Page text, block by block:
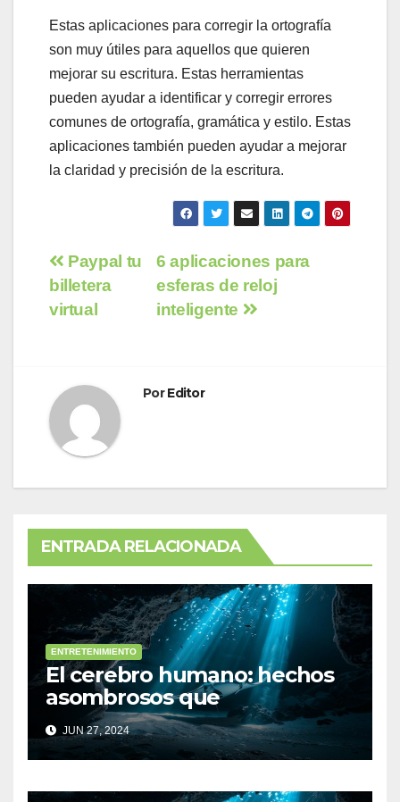
Estas aplicaciones para corregir la ortografía
son muy útiles para aquellos que quieren
mejorar su escritura. Estas herramientas
pueden ayudar a identificar y corregir errores
comunes de ortografía, gramática y estilo. Estas
aplicaciones también pueden ayudar a mejorar
la claridad y precisión de la escritura.
Navegación
de
6 aplicaciones para
esferas de reloj
inteligente
Paypal tu
billetera
virtual
PorEditor
ENTRADA RELACIONADA
ENTRETENIMIENTO
El cerebro humano: hechos
asombrosos que
desconocías
JUN 27, 2024